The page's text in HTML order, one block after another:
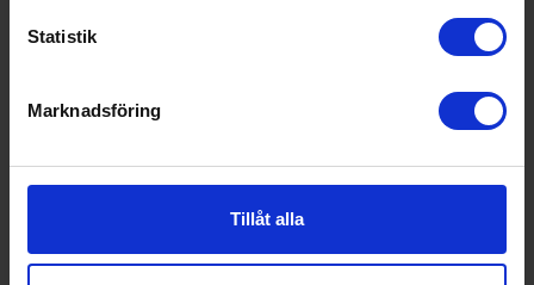
Statistik
Marknadsföring
Tillåt alla
G
Bredd (cm): 55.9
19 408:-
KÖP